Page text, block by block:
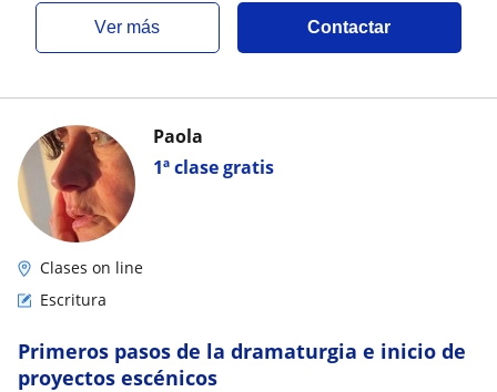
ver más Contactar
1ª clase gratis
Paola
Clases on line
Escritura
Primeros pasos de la dramaturgia e inicio de
proyectos escénicos